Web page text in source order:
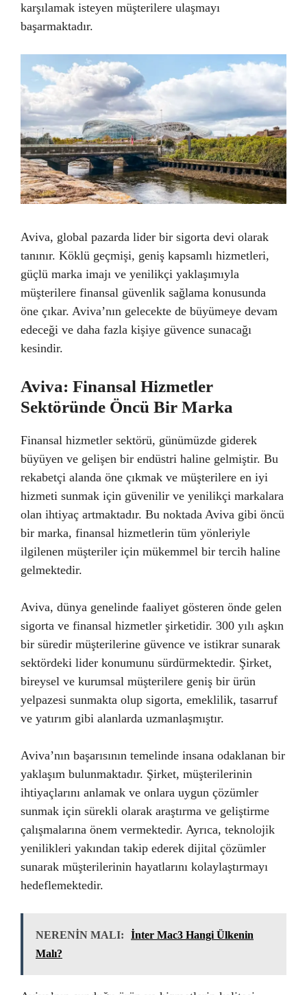
karşılamak isteyen müşterilere ulaşmayı
başarmaktadır.
Aviva, global pazarda lider bir sigorta devi olarak
tanınır. Köklü geçmişi, geniş kapsamlı hizmetleri,
güçlü marka imajı ve yenilikçi yaklaşımıyla
müşterilere finansal güvenlik sağlama konusunda
öne çıkar. Aviva’nın gelecekte de büyümeye devam
edeceği ve daha fazla kişiye güvence sunacağı
kesindir.
Aviva: Finansal Hizmetler
Sektöründe Öncü Bir Marka
Finansal hizmetler sektörü, günümüzde giderek
büyüyen ve gelişen bir endüstri haline gelmiştir. Bu
rekabetçi alanda öne çıkmak ve müşterilere en iyi
hizmeti sunmak için güvenilir ve yenilikçi markalara
olan ihtiyaç artmaktadır. Bu noktada Aviva gibi öncü
bir marka, finansal hizmetlerin tüm yönleriyle
ilgilenen müşteriler için mükemmel bir tercih haline
gelmektedir.
Aviva, dünya genelinde faaliyet gösteren önde gelen
sigorta ve finansal hizmetler şirketidir. 300 yılı aşkın
bir süredir müşterilerine güvence ve istikrar sunarak
sektördeki lider konumunu sürdürmektedir. Şirket,
bireysel ve kurumsal müşterilere geniş bir ürün
yelpazesi sunmakta olup sigorta, emeklilik, tasarruf
ve yatırım gibi alanlarda uzmanlaşmıştır.
Aviva’nın başarısının temelinde insana odaklanan bir
yaklaşım bulunmaktadır. Şirket, müşterilerinin
ihtiyaçlarını anlamak ve onlara uygun çözümler
sunmak için sürekli olarak araştırma ve geliştirme
çalışmalarına önem vermektedir. Ayrıca, teknolojik
yenilikleri yakından takip ederek dijital çözümler
sunarak müşterilerinin hayatlarını kolaylaştırmayı
hedeflemektedir.
NERENİN MALI:
İnter Mac3 Hangi Ülkenin
Malı?